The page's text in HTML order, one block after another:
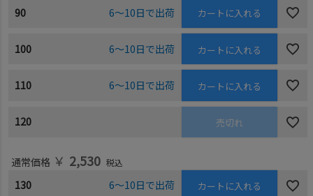
90 6～10日で出荷 カートに入れる
100 6～10日で出荷 カートに入れる
110 6～10日で出荷 カートに入れる
120 売切れ
通常価格 ￥ 2,530 税込
130 6～10日で出荷 カートに入れる